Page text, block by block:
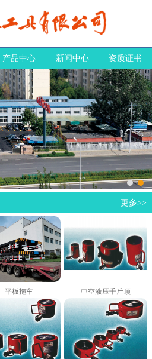
产品中心 新闻中心 资质证书
更多>>
平板拖车 中空液压千斤顶